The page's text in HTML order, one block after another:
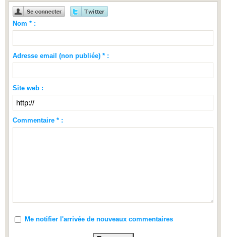
Nom * :
Adresse email (non publiée) * :
Site web :
Commentaire * :
Me notifier l'arrivée de nouveaux commentaires